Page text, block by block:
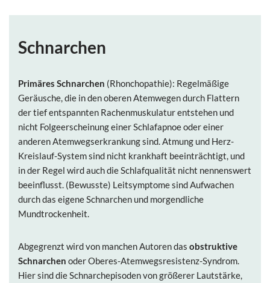
Schnarchen
Primäres Schnarchen (Rhonchopathie): Regelmäßige
Geräusche, die in den oberen Atemwegen durch Flattern
der tief entspannten Rachenmuskulatur entstehen und
nicht Folgeerscheinung einer Schlafapnoe oder einer
anderen Atemwegserkrankung sind. Atmung und Herz-
Kreislauf-System sind nicht krankhaft beeinträchtigt, und
in der Regel wird auch die Schlafqualität nicht nennenswert
beeinflusst. (Bewusste) Leitsymptome sind Aufwachen
durch das eigene Schnarchen und morgendliche
Mundtrockenheit.
Abgegrenzt wird von manchen Autoren das obstruktive
Schnarchen oder Oberes-Atemwegsresistenz-Syndrom.
Hier sind die Schnarchepisoden von größerer Lautstärke,